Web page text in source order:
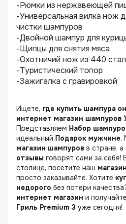
-Рюмки из нержавеющей
-Универсальная вилка нож
чистки шампуров
-Двойной шампур для
-Щипцы для снятия мяса
-Охотничий нож из 440
-Туристический топор
-Зажигалка с гравировкой
Ищете, где купить шампура
интернет магазин шампуров
Представляем Набор
идеальный Подарок мужчине.
магазин шампуров в стране, а
отзывы говорят сами за себя!
столице, посетите наш
просто заказывайте. Хотите
недорого без потери
интернет магазин и
Гриль Premium 3 уже сегодня!